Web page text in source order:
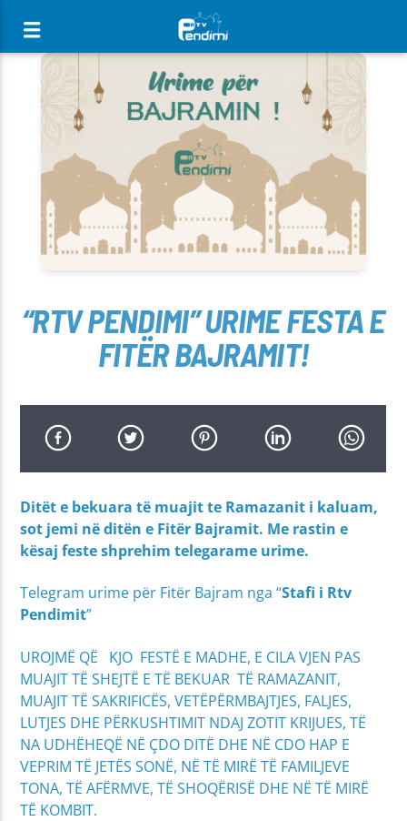
[There are no radio stations in the database]
“RTV PENDIMI” URIME FESTA E
FITËR BAJRAMIT!
Ditët e bekuara të muajit te Ramazanit i kaluam,
sot jemi në ditën e Fitër Bajramit. Me rastin e
kësaj feste shprehim telegarame urime.
Telegram urime për Fitër Bajram nga “Stafi i Rtv
Pendimit”
UROJMË QË KJO FESTË E MADHE, E CILA VJEN PAS
MUAJIT TË SHEJTË E TË BEKUAR TË RAMAZANIT,
MUAJIT TË SAKRIFICËS, VETËPËRMBAJTJES, FALJES,
LUTJES DHE PËRKUSHTIMIT NDAJ ZOTIT KRIJUES, TË
NA UDHËHEQË NË ÇDO DITË DHE NË CDO HAP E
VEPRIM TË JETËS SONË, NË TË MIRË TË FAMILJEVE
TONA, TË AFËRMVE, TË SHOQËRISË DHE NË TË MIRË
TË KOMBIT.